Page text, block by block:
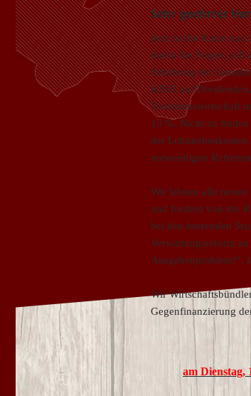
Sehr geehrter
jetzt ist die Katze aus
durch die Finger, soll
Erhöhung der
KEST auf
Tourismuswirtschaft
13 %. Nicht zu
der
notwendigen
Wir lehnen alle neuen
und fordern von der
bei den horrenden
Verwaltungsreform
Ausgabenproblem!“,
Wir
Gegenfinanzierung
am Dienstag,